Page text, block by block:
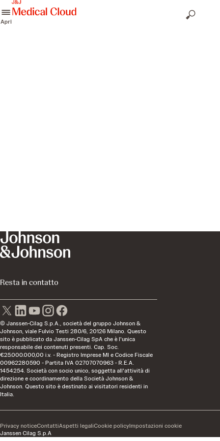
Apri
Resta in contatto
© Janssen-Cilag S.p.A., società del gruppo Johnson &
Johnson, viale Fulvio Testi 280/6, 20126 Milano. Questo
sito è pubblicato da Janssen-Cilag SpA che è l'unica
responsabile dei contenuti presenti. Cap. Soc.
€25.000.000,00 i.v. - Registro Imprese MI e Codice Fiscale
00962280590 - Partita IVA 02707070963 - R.E.A.
1454254. Società con socio unico, soggetta all'attività di
direzione e coordinamento della Società Johnson &
Johnson. Questo sito è destinato ai visitatori residenti in
Italia.
Janssen Cilag S.p.A
Privacy noticeContattiAspetti legaliCookie policyImpostazioni cookie